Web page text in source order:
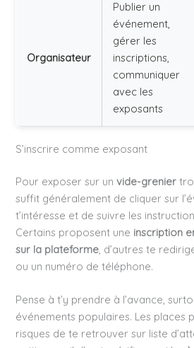
Organisateur
Publier un
événement,
gérer les
inscriptions,
communiquer
avec les
exposants
S’inscrire comme exposant
Pour exposer sur unvide-grenier
suffit généralement de cliquer sur
t’intéresse et de suivre les
Certains proposent une inscription
sur la plateforme , d’autres te
ou un numéro de téléphone.
Pense à t’y prendre à l’avance,
événements populaires. Les places
risques de te retrouver sur liste